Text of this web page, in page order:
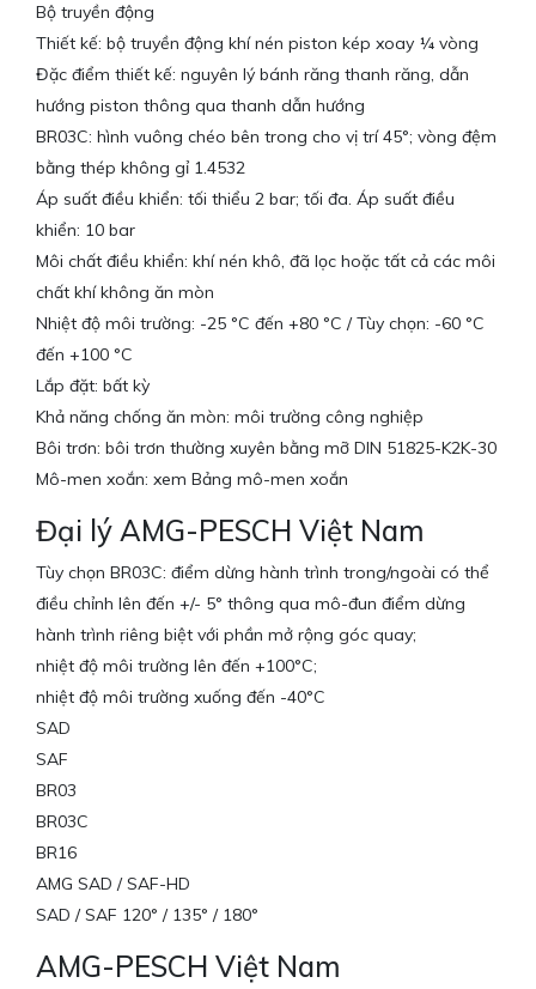
Bộ truyền động
Thiết kế: bộ truyền động khí nén piston kép xoay ¼ vòng
Đặc điểm thiết kế: nguyên lý bánh răng thanh răng, dẫn
hướng piston thông qua thanh dẫn hướng
BR03C: hình vuông chéo bên trong cho vị trí 45°; vòng đệm
bằng thép không gỉ 1.4532
Áp suất điều khiển: tối thiểu 2 bar; tối đa. Áp suất điều
khiển: 10 bar
Môi chất điều khiển: khí nén khô, đã lọc hoặc tất cả các môi
chất khí không ăn mòn
Nhiệt độ môi trường: -25 °C đến +80 °C / Tùy chọn: -60 °C
đến +100 °C
Lắp đặt: bất kỳ
Khả năng chống ăn mòn: môi trường công nghiệp
Bôi trơn: bôi trơn thường xuyên bằng mỡ DIN 51825-K2K-30
Mô-men xoắn: xem Bảng mô-men xoắn
Đại lý AMG-PESCH Việt Nam
Tùy chọn BR03C: điểm dừng hành trình trong/ngoài có thể
điều chỉnh lên đến +/- 5° thông qua mô-đun điểm dừng
hành trình riêng biệt với phần mở rộng góc quay;
nhiệt độ môi trường lên đến +100°C;
nhiệt độ môi trường xuống đến -40°C
SAD
SAF
BR03
BR03C
BR16
AMG SAD / SAF-HD
SAD / SAF 120° / 135° / 180°
AMG-PESCH Việt Nam